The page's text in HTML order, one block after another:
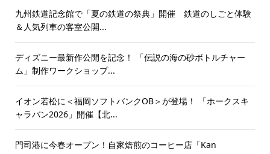
九州鉄道記念館で「夏の鉄道の祭典」開催 鉄道のしごと体験
＆人気列車の客室公開...
ディズニー最新作公開を記念！ 「伝説の海の砂ボトルチャー
ム」制作ワークショップ...
イオン若松に＜福岡ソフトバンクOB＞が登場！ 「ホークスキ
ャラバン2026」開催【北...
門司港に今春オープン！自家焙煎のコーヒー店「Kan